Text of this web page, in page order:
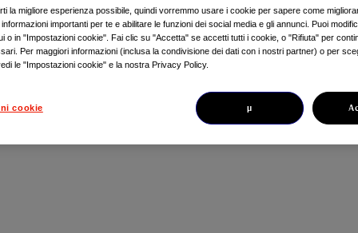
la prostata sono molto
benigne. Spesso però si
con quelli del tumorei e
la migliore esperienza possibile, quindi vorremmo usare i cookie per sapere come
importanti per te e abilitare le funzioni dei social media e gli annunci. Puoi
o in "Impostazioni cookie". Fai clic su "Accetta" se accetti tutti i cookie, o "Rifiuta" per
Per maggiori informazioni (inclusa la condivisione dei dati con i nostri partner) o per
le "Impostazioni cookie" e la nostra Privacy Policy.
cookie µ